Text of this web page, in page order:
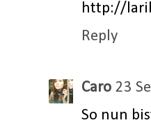
http://
Reply
Caro 23
So nun